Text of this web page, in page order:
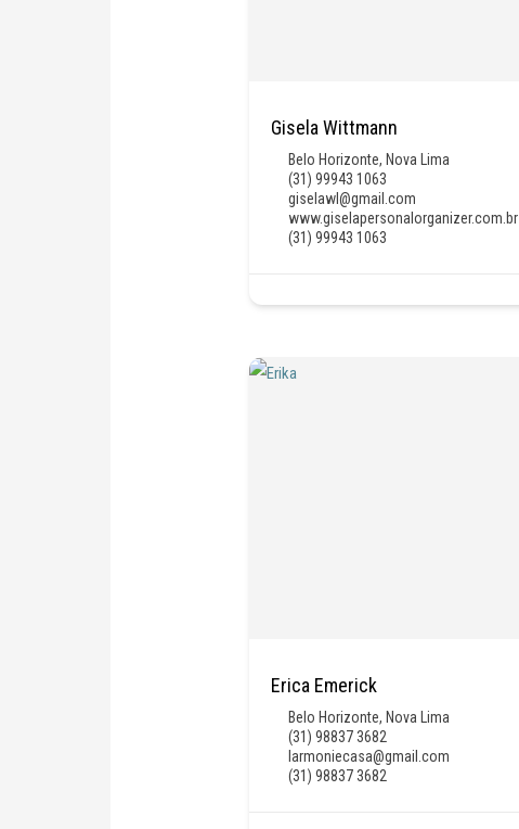
Gisela Wittmann
Belo Horizonte, Nova Lima
(31) 99943 1063
giselawl@gmail.com
www.giselapersonalorganizer.com.br
(31) 99943 1063
Erica Emerick
Belo Horizonte, Nova Lima
(31) 98837 3682
larmoniecasa@gmail.com
(31) 98837 3682